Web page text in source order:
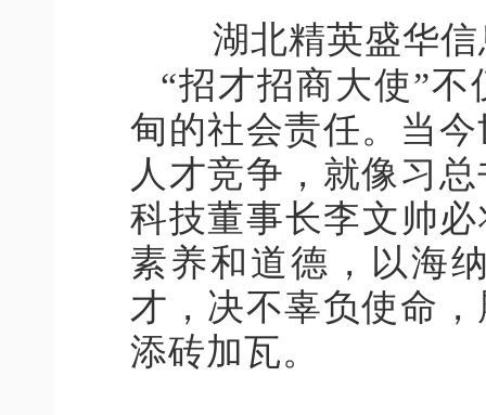
湖北精英盛华
“招才招商大使”
甸的社会责任。当
人才竞争，就像习
科技董事长李文帅
素养和道德，以海
才，决不辜负使命
添砖加瓦。